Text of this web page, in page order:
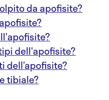
da apofisite?
dell'apofisite?
dell’apofisite?
tibiale?